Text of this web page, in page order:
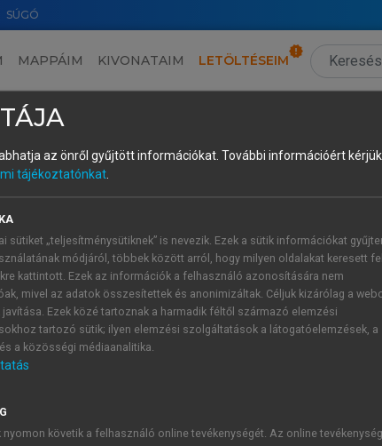
SÚGÓ
MAPPÁIM KIVONATAIM LETÖLTÉSEIM
Begriff verwendet und bezeichnet eine
Somit wird die Grenzziehung zwischen
der Diskrepanz zwischen
ist mit Lächeln, Heiterkeit, Versöhnlichkeit,
der Stoff, zum Beispiel die Schilderung
inkompetenter Erzähler, Stilmischungen,
und Standortwechsel, Selbstreflexionen)
führt zu einer Sinndeutung) humoristisch sein (
Wirklichkeit durch eine heitere Grundstimmung
az önről gyűjtött információkat. További információért
tájékoztatónkat.
sütiket „teljesítménysütiknek” is nevezik. Ezek a sütik információkat
módjáról, többek között arról, hogy milyen oldalakat keresett
kattintott. Ezek az információk a felhasználó azonosítására nem
mivel az adatok összesítettek és anonimizáltak. Céljuk kizárólag a
Ezek közé tartoznak a harmadik féltől származó elemzési
tartozó sütik; ilyen elemzési szolgáltatások a látogatóelemzések, a
a közösségi médiaanalitika.
nyomon követik a felhasználó online tevékenységét. Az online